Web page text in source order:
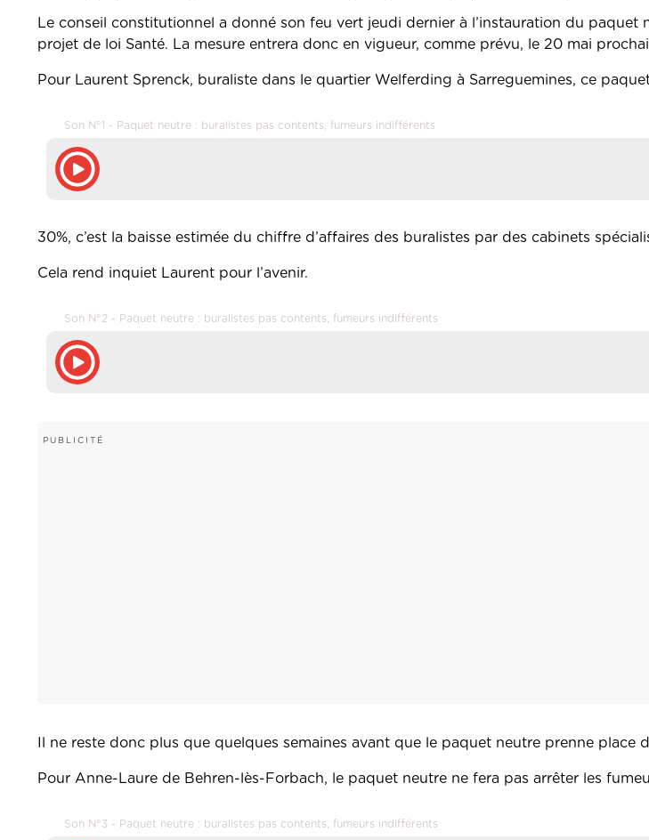
Le conseil constitutionnel a donné son feu vert jeudi dernier à l’instauration du paquet
projet de loi Santé. La mesure entrera donc en vigueur, comme prévu, le 20 mai
Pour Laurent Sprenck, buraliste dans le quartier Welferding à Sarreguemines, ce
Son N°1 - Paquet neutre : buralistes pas contents, fumeurs indifférents
30%, c’est la baisse estimée du chiffre d’affaires des buralistes par des cabinets
Cela rend inquiet Laurent pour l’avenir.
Son N°2 - Paquet neutre : buralistes pas contents, fumeurs indifférents
Il ne reste donc plus que quelques semaines avant que le paquet neutre prenne place
Pour Anne-Laure de Behren-lès-Forbach, le paquet neutre ne fera pas arrêter les
Son N°3 - Paquet neutre : buralistes pas contents, fumeurs indifférents